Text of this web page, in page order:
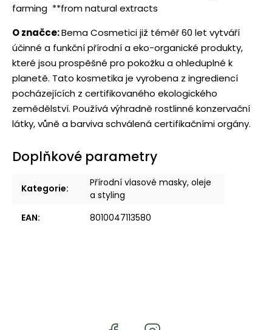
farming **from natural extracts
O značce:Bema Cosmetici již téměř 60 let vytváří
účinné a funkční přírodní a eko-organické produkty,
které jsou prospěšné pro pokožku a ohleduplné k
planetě. Tato kosmetika je vyrobena z ingrediencí
pocházejících z certifikovaného ekologického
zemědělství. Používá výhradně rostlinné konzervační
látky, vůně a barviva schválená certifikačními orgány.
Doplňkové parametry
Kategorie:
Přírodní vlasové masky, oleje
a styling
EAN: 8010047113580